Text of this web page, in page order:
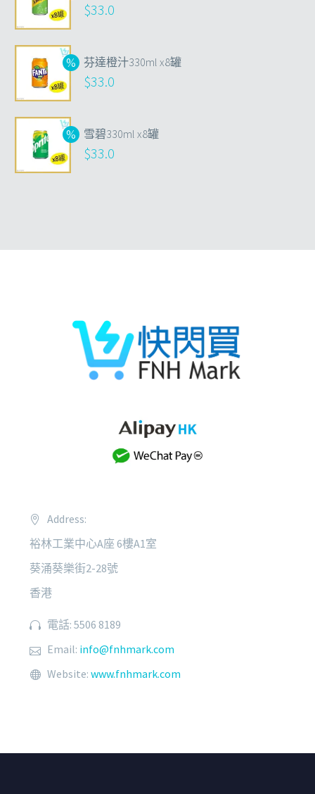
$33.0
芬達橙汁330ml x8罐
$33.0
雪碧330ml x8罐
$33.0
Address:
裕林工業中心A座 6樓A1室
葵涌葵樂街2-28號
香港
電話: 5506 8189
Email: info@fnhmark.com
Website: www.fnhmark.com